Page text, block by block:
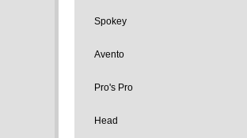
Spokey
Avento
Pro's Pro
Head